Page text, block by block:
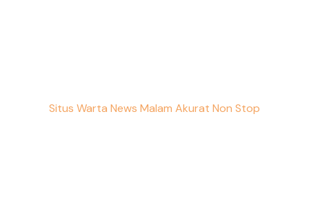
Situs Warta News Malam Akurat Non Stop